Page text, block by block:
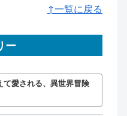
↑一覧に戻る
ー
愛される、異世界冒険